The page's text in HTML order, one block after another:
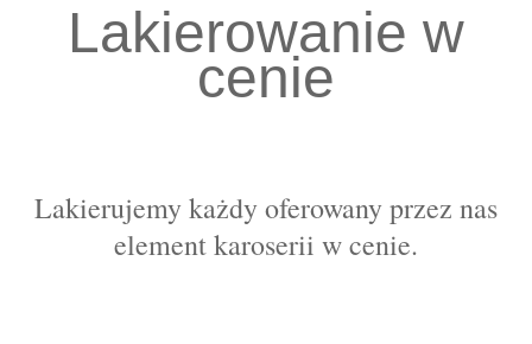
Lakierowanie w
cenie
Lakierujemy każdy oferowany przez nas
element karoserii w cenie.